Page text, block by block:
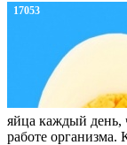
17053
яйца каждый день,
работе организма.